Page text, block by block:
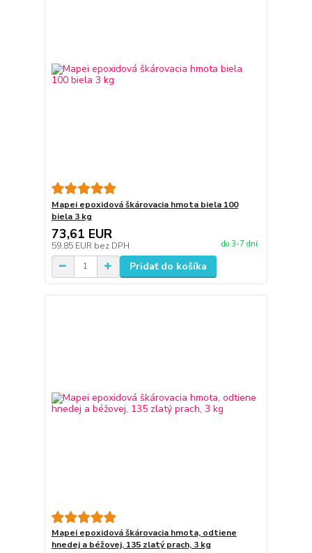
Mapei epoxidová škárovacia hmota biela 100
biela 3 kg
73,61 EUR
59,85 EUR bez DPH do 3-7 dní
Pridať do košíka
Mapei epoxidová škárovacia hmota, odtiene
hnedej a béžovej, 135 zlatý prach, 3 kg